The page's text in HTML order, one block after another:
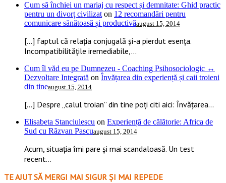
Cum să închiei un mariaj cu respect și demnitate: Ghid practic
pentru un divorț civilizat on 12 recomandări pentru
comunicare sănătoasă și productivăaugust 15, 2014
[…] faptul că relația conjugală și-a pierdut esența.
Incompatibilitățile iremediabile,...
Cum îl văd eu pe Dumnezeu - Coaching Psihosociologic ↔
Dezvoltare Integrată on Învățarea din experiență și caii troieni
din tineaugust 15, 2014
[…] Despre „calul troian” din tine poți citi aici: Învățarea...
Elisabeta Stanciulescu on Experiență de călătorie: Africa de
Sud cu Răzvan Pascuaugust 15, 2014
Acum, situația îmi pare și mai scandaloasă. Un test
recent...
TE AJUT SĂ MERGI MAI SIGUR ȘI MAI REPEDE